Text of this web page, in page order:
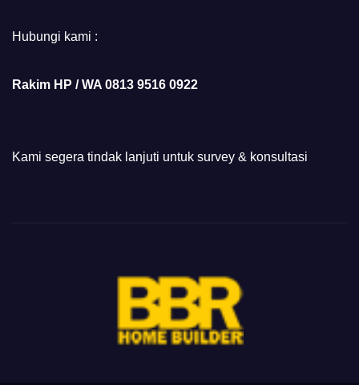
Hubungi kami :
Rakim HP / WA 0813 9516 0922
Kami segera tindak lanjuti untuk survey & konsultasi